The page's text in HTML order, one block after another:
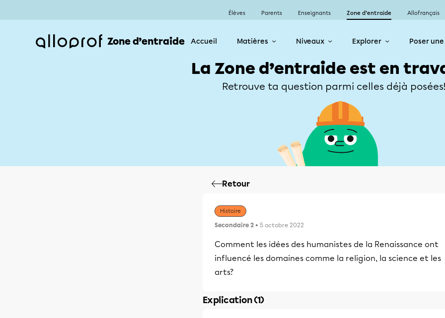
Élèves Parents Enseignants Zone d’entraide Allofrançais
Zone d’entraide Accueil Matières Niveaux Explorer Poser
La Zone d’entraide est en
Retrouve ta question parmi celles déjà
Retour
Histoire
Secondaire 2 • 5 octobre 2022
Comment les idées des humanistes de la Renaissance ont
influencé les domaines comme la religion, la science et les
arts?
Explication (1)